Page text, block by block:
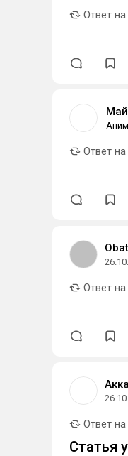
Ответ
Ответ
Ответ
Ответ
Статья